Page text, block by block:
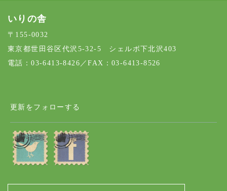
いりの舎
〒155-0032
東京都世田谷区代沢5-32-5 シェルボ下北沢403
電話：03-6413-8426／FAX：03-6413-8526
更新をフォローする